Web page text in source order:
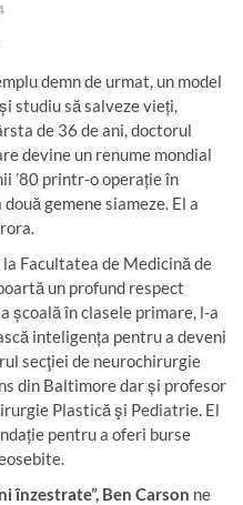
demn de urmat, un model
studiu să salveze vieți,
de 36 de ani, doctorul
devine un renume mondial
’80 printr-o operație în
gemene siameze. El a
Facultatea de Medicină de
un profund respect
școală în clasele primare, l-a
inteligența pentru a deveni
secţiei de neurochirurgie
din Baltimore dar și profesor
Plastică şi Pediatrie. El
pentru a oferi burse
înzestrate”, Ben Carson ne